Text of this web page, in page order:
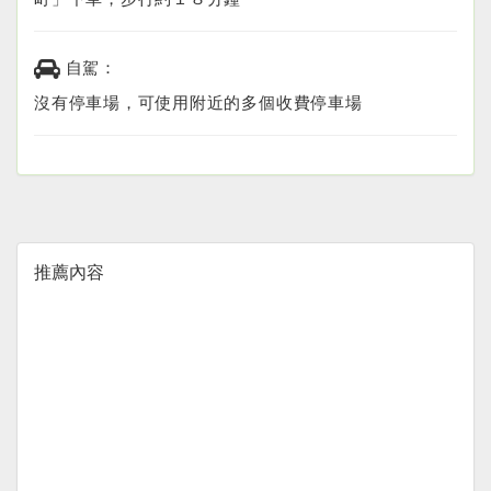
自駕：
沒有停車場，可使用附近的多個收費停車場
推薦內容